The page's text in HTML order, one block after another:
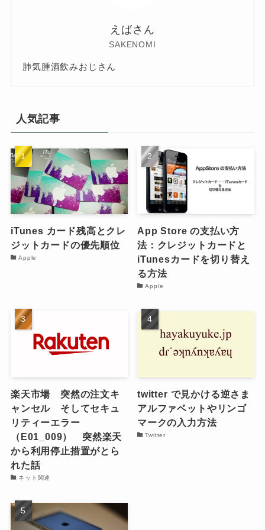
えばさん
SAKENOMI
肺気腫酒飲みおじさん
人気記事
iTunes カード残高とクレ
ジットカードの優先順位
Apple
App Store の支払い方
法：クレジットカードと
iTunesカードを切り替え
る方法
Apple
楽天市場 突然の注文キ
ャンセル そしてセキュ
リティーエラー
（E01_009） 突然楽天
から利用停止措置がとら
れた話
ネット関連
twitter で見かける逆さま
アルファベットやリンゴ
マークの入力方法
Twitter